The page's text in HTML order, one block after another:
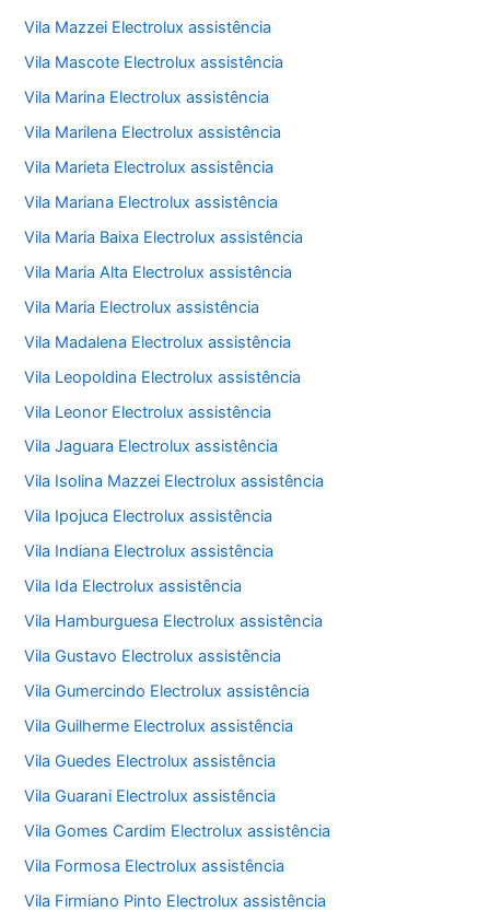
Vila Mazzei Electrolux assistência
Vila Mascote Electrolux assistência
Vila Marina Electrolux assistência
Vila Marilena Electrolux assistência
Vila Marieta Electrolux assistência
Vila Mariana Electrolux assistência
Vila Maria Baixa Electrolux assistência
Vila Maria Alta Electrolux assistência
Vila Maria Electrolux assistência
Vila Madalena Electrolux assistência
Vila Leopoldina Electrolux assistência
Vila Leonor Electrolux assistência
Vila Jaguara Electrolux assistência
Vila Isolina Mazzei Electrolux assistência
Vila Ipojuca Electrolux assistência
Vila Indiana Electrolux assistência
Vila Ida Electrolux assistência
Vila Hamburguesa Electrolux assistência
Vila Gustavo Electrolux assistência
Vila Gumercindo Electrolux assistência
Vila Guilherme Electrolux assistência
Vila Guedes Electrolux assistência
Vila Guarani Electrolux assistência
Vila Gomes Cardim Electrolux assistência
Vila Formosa Electrolux assistência
Vila Firmiano Pinto Electrolux assistência